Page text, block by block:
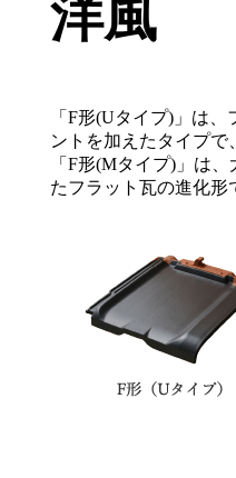
洋風
「F形(Uタイプ)」は
ントを加えたタイプで
「F形(Mタイプ)」は
たフラット瓦の進化形